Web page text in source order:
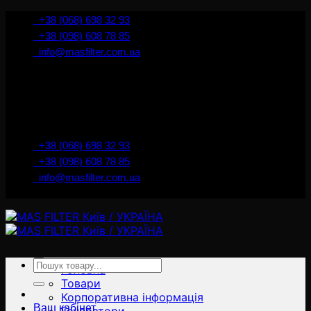
İçeriğe+38 (068) 698 32 93
+38 (098) 608 78 85
info@masfilter.com.ua
+38 (068) 698 32 93
+38 (098) 608 78 85
info@masfilter.com.ua
Головна
Товари
Корпоративна інформація
Ara:
Ваш кабінет